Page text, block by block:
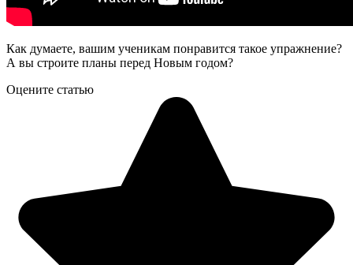
Как думаете, вашим ученикам понравится такое упражнение?
А вы строите планы перед Новым годом?
Оцените статью